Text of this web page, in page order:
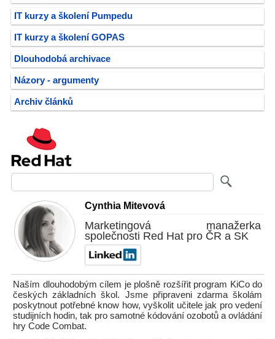
IT kurzy a školení Pumpedu
IT kurzy a školení GOPAS
Dlouhodobá archivace
Názory - argumenty
Archiv článků
Cynthia Mitevová
Marketingová manažerka
společnosti Red Hat pro ČR a SK
Naším dlouhodobým cílem je plošně rozšířit program KiCo do
českých základních škol. Jsme připraveni zdarma školám
poskytnout potřebné know how, vyškolit učitele jak pro vedení
studijních hodin, tak pro samotné kódování ozobotů a ovládání
hry Code Combat.